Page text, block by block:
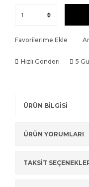
Favorilerime Ekle
Hızlı Gönderi 5
ÜRÜN BİLGİSİ
ÜRÜN YORUMLARI
TAKSİT